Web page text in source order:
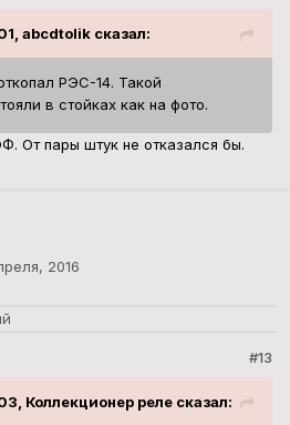
abcdtolik сказал:
РЭС-14. Такой
в стойках как на фото.
От пары штук не отказался бы.
2016
#13
Коллекционер реле сказал: